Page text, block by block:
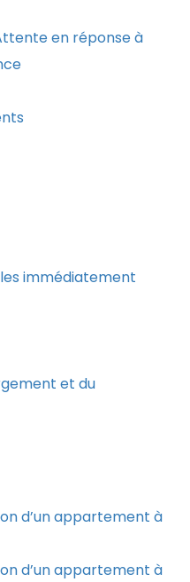
en réponse à
immédiatement
et du
d’un appartement à
d’un appartement à